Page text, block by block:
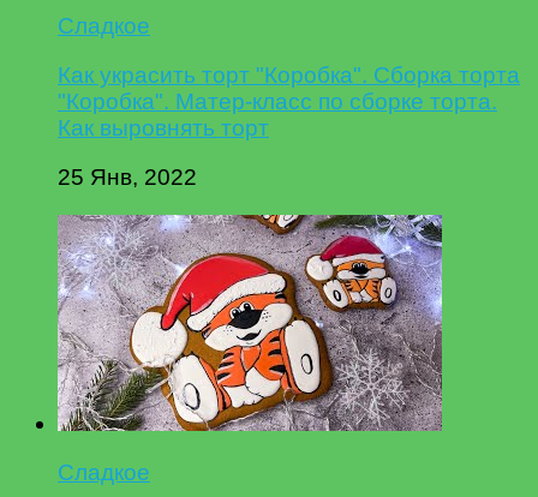
Сладкое
Как украсить торт "Коробка". Сборка торта
"Коробка". Матер-класс по сборке торта.
Как выровнять торт
25 Янв, 2022
Сладкое